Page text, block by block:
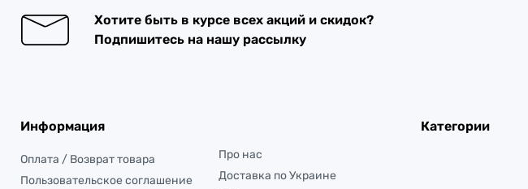
Хотите быть в курсе всех акций и скидок?
Подпишитесь на нашу рассылку
Информация
Оплата / Возврат товара
Пользовательское соглашение
Про нас
Доставка по Украине
Категории